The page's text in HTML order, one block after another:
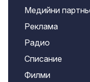
Медийни
Реклама
Радио
Списание
Филми